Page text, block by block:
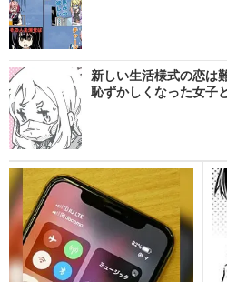
新しい生活様式の恋
恥ずかしくなった女子